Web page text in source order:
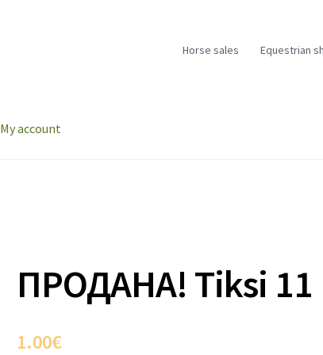
Horse sales Equestrian
My account
ПРОДАНА! Tiksi 11
1.00€